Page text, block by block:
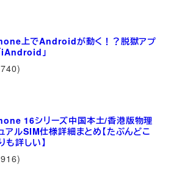
上でAndroidが動く！？脱獄アプ
iAndroid」
16シリーズ中国本土/香港版物理
アルSIM仕様詳細まとめ【たぶんどこ
も詳しい】